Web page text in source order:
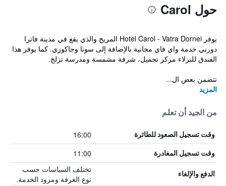
حول Carol
يوفر Hotel Carol - Vatra Dornei المريح والذي يقع في مدينة فاترا
دورني خدمة واي فاي مجانية بالإضافة إلى سونا وجاكوزي. كما يوفر هذا
الفندق للنزلاء مركز تجميل، شرفة مشمسة ومدرسة تزلج.
تتضمن بعض ال...
المزيد
من الجيد أن تعلم
وقت تسجيل الصعود للطائرة 16:00
وقت تسجيل المغادرة 11:00
الدفع والإلغاء
تختلف السياسات حسب
نوع الغرفة ومزود الخدمة.